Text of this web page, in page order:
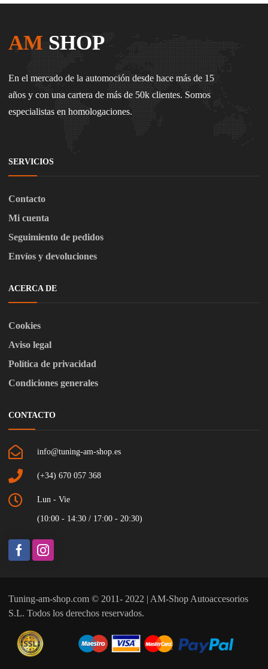
AM SHOP
En el mercado de la automoción desde hace más de 15
años y con una cartera de más de 50k clientes. Somos
especialistas en homologaciones.
SERVICIOS
Contacto
Mi cuenta
Seguimiento de pedidos
Envíos y devoluciones
ACERCA DE
Cookies
Aviso legal
Política de privacidad
Condiciones generales
CONTACTO
info@tuning-am-shop.es
(+34) 670 057 368
Lun - Vie
(10:00 - 14:30 / 17:00 - 20:30)
Tuning-am-shop.com © 2011- 2022 | AM-Shop Autoaccesorios
S.L. Todos los derechos reservados.